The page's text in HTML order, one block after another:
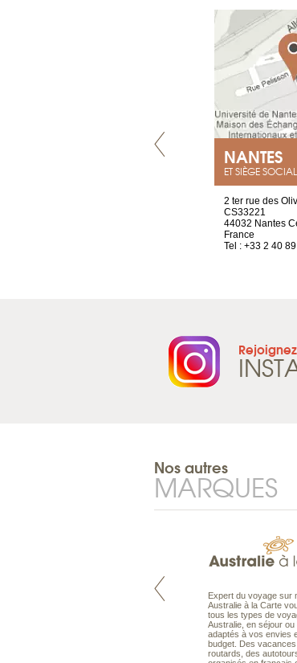
NANTES
ET SIÈGE SOCIAL
2 ter rue des
CS33221
44032 Nantes
France
Tel : +33 2 40
Nos autres
MARQUES
Pacifique à la carte est le spécialiste
Expert du voyage sur
Australie à la Carte
tous les types de
Australie, en séjour ou
adaptés à vos envies
budget. Des
routards, des